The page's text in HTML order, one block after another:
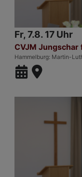
Fr, 7.8. 17 Uhr
CVJM Jungschar
Hammelburg Martin-